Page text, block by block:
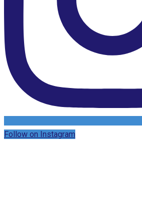
Follow on Instagram